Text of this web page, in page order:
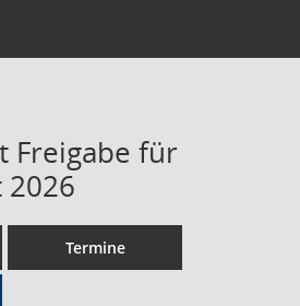
Freigabe für
Termine